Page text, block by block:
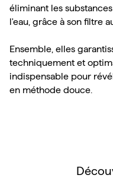
éliminant les
l'eau, grâce à son filtre
Ensemble, elles
techniquement et
indispensable pour
en méthode douce.